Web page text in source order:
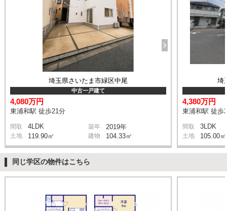
埼玉県さいたま市緑区中尾
中古一戸建て
4,080万円
東浦和駅 徒歩21分
間取 4LDK 築年 2019年
土地 119.90㎡ 建物 104.33㎡
埼
4,380万円
東浦和駅 徒歩
間取 3LDK
土地 105.00㎡
同じ学区の物件はこちら